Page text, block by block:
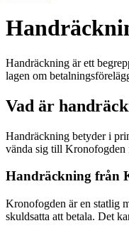
Handräckning är ett
lagen om
Vad är
Handräckning betyder i
vända sig till Kronofogden
Handräckning från
Kronofogden är en statlig
skuldsatta att betala. Det